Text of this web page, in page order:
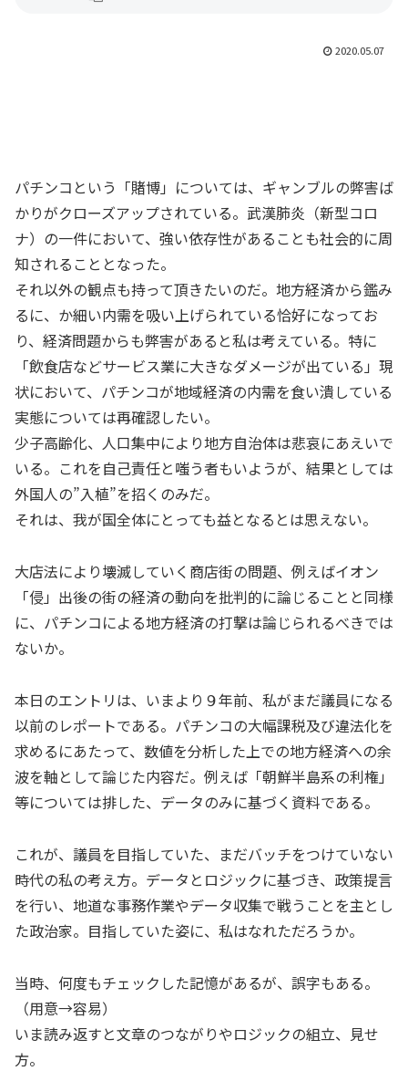
2020.05.07
パチンコという「賭博」については、ギャンブルの弊害ば
かりがクローズアップされている。武漢肺炎（新型コロ
ナ）の一件において、強い依存性があることも社会的に周
知されることとなった。
それ以外の観点も持って頂きたいのだ。地方経済から鑑み
るに、か細い内需を吸い上げられている恰好になってお
り、経済問題からも弊害があると私は考えている。特に
「飲食店などサービス業に大きなダメージが出ている」現
状において、パチンコが地域経済の内需を食い潰している
実態については再確認したい。
少子高齢化、人口集中により地方自治体は悲哀にあえいで
いる。これを自己責任と嗤う者もいようが、結果としては
外国人の”入植”を招くのみだ。
それは、我が国全体にとっても益となるとは思えない。
大店法により壊滅していく商店街の問題、例えばイオン
「侵」出後の街の経済の動向を批判的に論じることと同様
に、パチンコによる地方経済の打撃は論じられるべきでは
ないか。
本日のエントリは、いまより９年前、私がまだ議員になる
以前のレポートである。パチンコの大幅課税及び違法化を
求めるにあたって、数値を分析した上での地方経済への余
波を軸として論じた内容だ。例えば「朝鮮半島系の利権」
等については排した、データのみに基づく資料である。
これが、議員を目指していた、まだバッチをつけていない
時代の私の考え方。データとロジックに基づき、政策提言
を行い、地道な事務作業やデータ収集で戦うことを主とし
た政治家。目指していた姿に、私はなれただろうか。
当時、何度もチェックした記憶があるが、誤字もある。
（用意→容易）
いま読み返すと文章のつながりやロジックの組立、見せ
方。